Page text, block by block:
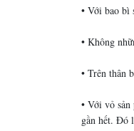
• Với bao bì
• Không
• Trên thân
• Với vỏ
gần hết. Đó